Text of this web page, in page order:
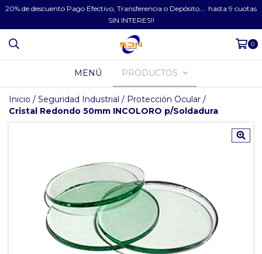
20% de descuento Pago Efectivo, Transferencia o Depósito.... hasta 9 cuotas
SIN INTERES!!
0
MENÚ PRODUCTOS
Inicio / Seguridad Industrial / Protección Ocular /
Cristal Redondo 50mm INCOLORO p/Soldadura